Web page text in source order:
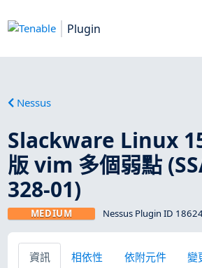
Plugin
Nessus
Slackware Linux
版 vim 多個弱點
328-01)
MEDIUM Nessus Plugin ID
資訊 相依性 依附元件 變